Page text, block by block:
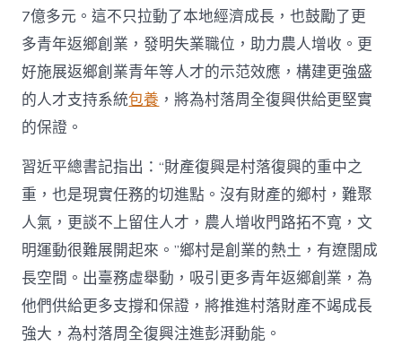
7億多元。這不只拉動了本地經濟成長，也鼓勵了更
多青年返鄉創業，發明失業職位，助力農人增收。更
好施展返鄉創業青年等人才的示范效應，構建更強盛
的人才支持系統包養 ，將為村落周全復興供給更堅實
的保證。
習近平總書記指出：“財產復興是村落復興的重中之
重，也是現實任務的切進點。沒有財產的鄉村，難聚
人氣，更談不上留住人才，農人增收門路拓不寬，文
明運動很難展開起來。”鄉村是創業的熱土，有遼闊成
長空間。出臺務虛舉動，吸引更多青年返鄉創業，為
他們供給更多支撐和保證，將推進村落財產不竭成長
強大，為村落周全復興注進彭湃動能。